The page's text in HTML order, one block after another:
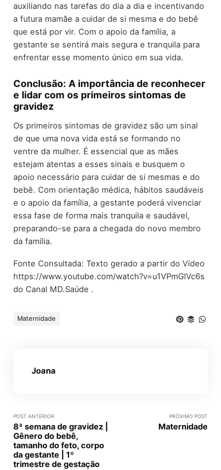
auxiliando nas tarefas do dia a dia e incentivando
a futura mamãe a cuidar de si mesma e do bebê
que está por vir. Com o apoio da família, a
gestante se sentirá mais segura e tranquila para
enfrentar esse momento único em sua vida.
Conclusão: A importância de reconhecer
e lidar com os primeiros sintomas de
gravidez
Os primeiros sintomas de gravidez são um sinal
de que uma nova vida está se formando no
ventre da mulher. É essencial que as mães
estejam atentas a esses sinais e busquem o
apoio necessário para cuidar de si mesmas e do
bebê. Com orientação médica, hábitos saudáveis
e o apoio da família, a gestante poderá vivenciar
essa fase de forma mais tranquila e saudável,
preparando-se para a chegada do novo membro
da família.
Fonte Consultada: Texto gerado a partir do Vídeo
https://www.youtube.com/watch?v=u1VPmGlVc6s
do Canal MD.Saúde .
Maternidade
Joana
POST ANTERIOR
8ª semana de gravidez |
Gênero do bebê,
tamanho do feto, corpo
da gestante | 1º
trimestre de gestação
PRÓXIMO POST
Maternidade